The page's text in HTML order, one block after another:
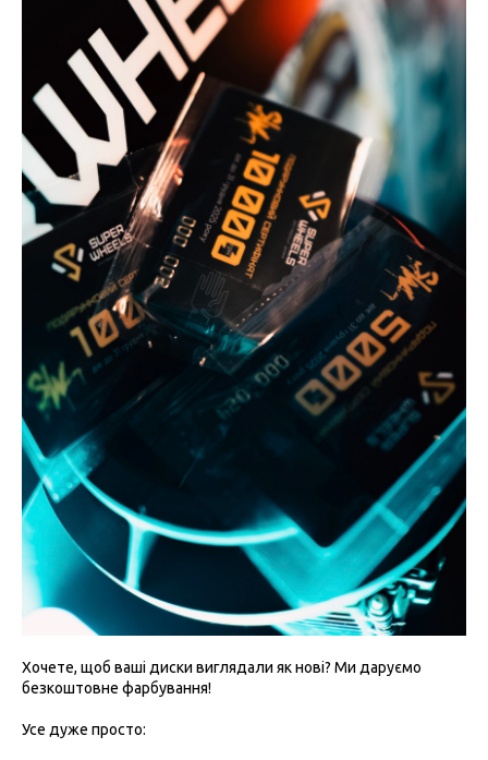
Хочете, щоб ваші диски виглядали як нові? Ми даруємо
безкоштовне фарбування!
Усе дуже просто: